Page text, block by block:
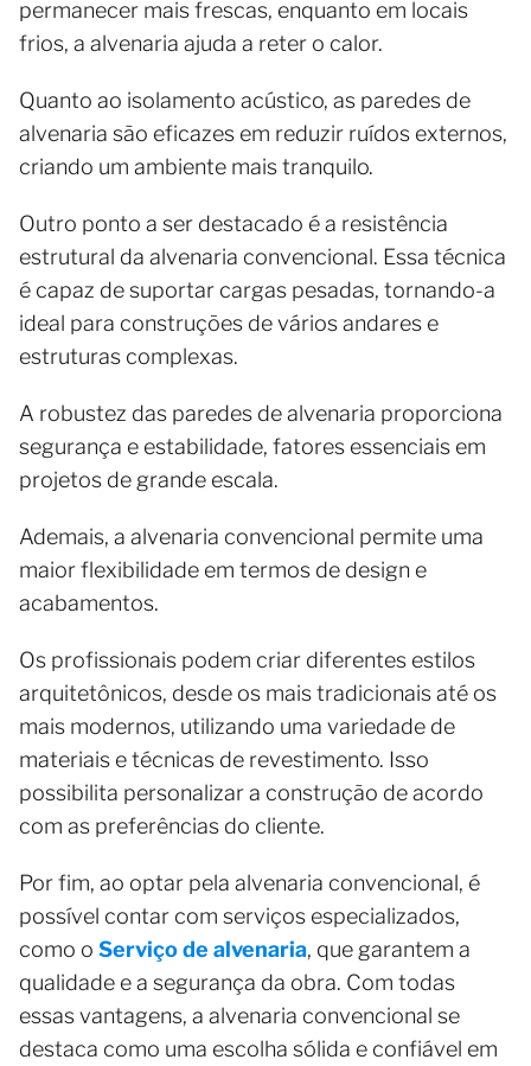
permanecer mais frescas, enquanto em locais
frios, a alvenaria ajuda a reter o calor.
Quanto ao isolamento acústico, as paredes de
alvenaria são eficazes em reduzir ruídos externos,
criando um ambiente mais tranquilo.
Outro ponto a ser destacado é a resistência
estrutural da alvenaria convencional. Essa técnica
é capaz de suportar cargas pesadas, tornando-a
ideal para construções de vários andares e
estruturas complexas.
A robustez das paredes de alvenaria proporciona
segurança e estabilidade, fatores essenciais em
projetos de grande escala.
Ademais, a alvenaria convencional permite uma
maior flexibilidade em termos de design e
acabamentos.
Os profissionais podem criar diferentes estilos
arquitetônicos, desde os mais tradicionais até os
mais modernos, utilizando uma variedade de
materiais e técnicas de revestimento. Isso
possibilita personalizar a construção de acordo
com as preferências do cliente.
Por fim, ao optar pela alvenaria convencional, é
possível contar com serviços especializados,
como o Serviço de alvenaria, que garantem a
qualidade e a segurança da obra. Com todas
essas vantagens, a alvenaria convencional se
destaca como uma escolha sólida e confiável em